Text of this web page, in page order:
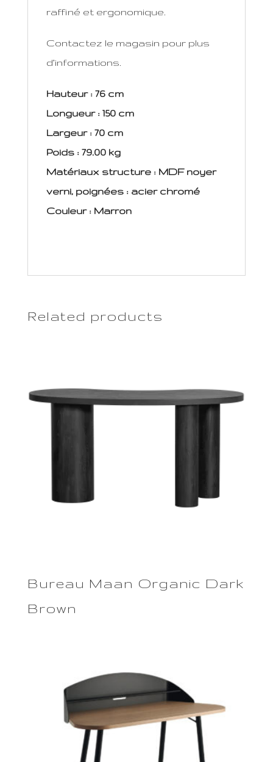
raffiné et ergonomique.
Contactez le magasin pour plus
d’informations.
Hauteur : 76 cm
Longueur : 150 cm
Largeur : 70 cm
Poids : 79.00 kg
Matériaux structure : MDF noyer
verni, poignées : acier chromé
Couleur : Marron
Related products
Bureau Maan Organic Dark
Brown